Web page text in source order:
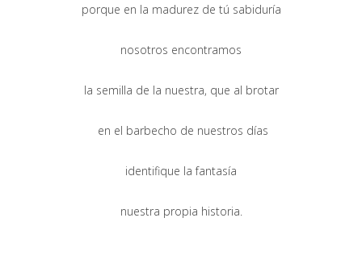
porque en la madurez de tú sabiduría
nosotros encontramos
la semilla de la nuestra, que al brotar
en el barbecho de nuestros días
identifique la fantasía
nuestra propia historia.